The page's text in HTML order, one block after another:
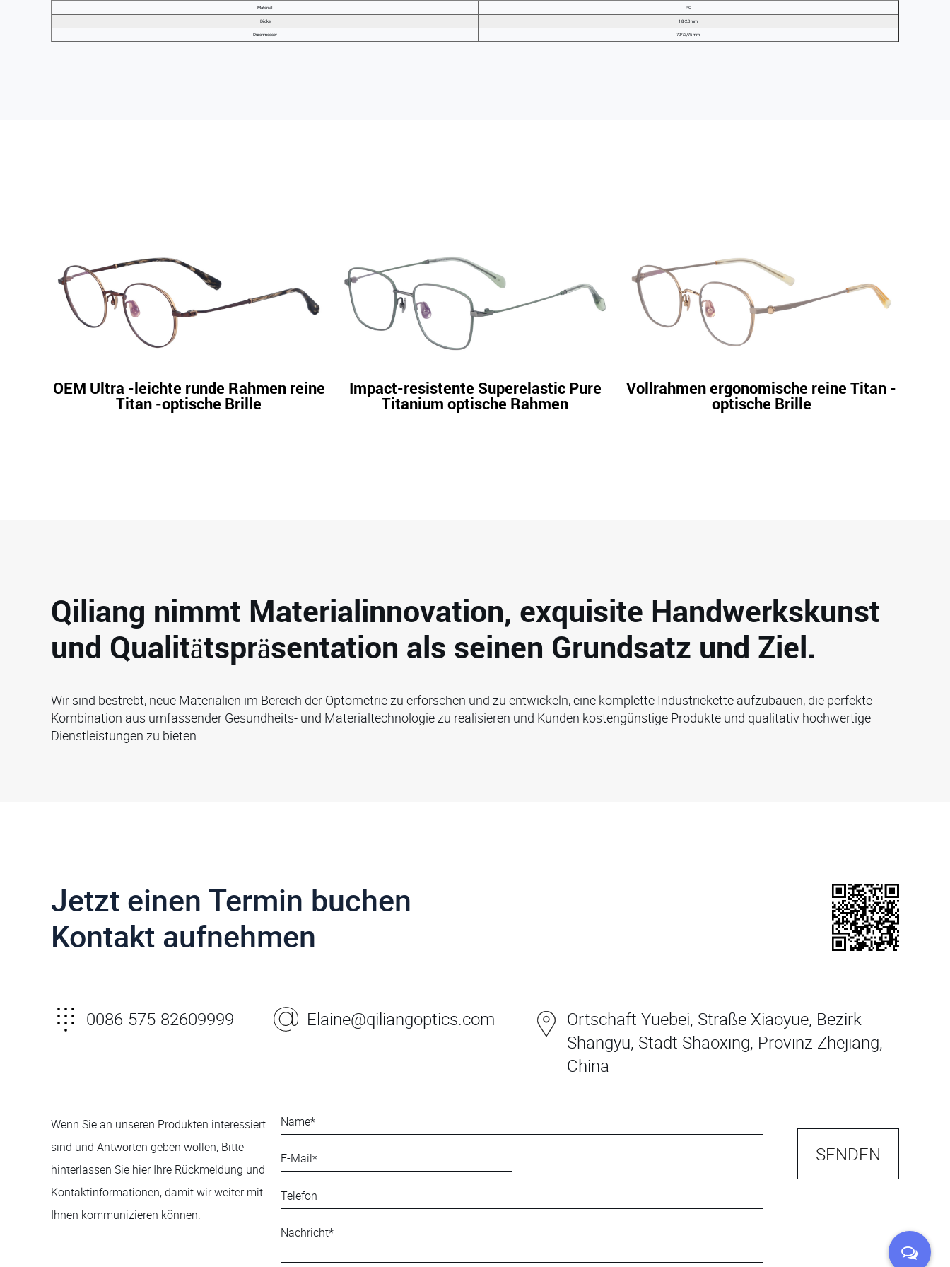
Material PC
Dicke 1,8-2,0 mm
Durchmesser 70/73/75 mm
OEM Ultra -leichte runde Rahmen reine
Titan -optische Brille
Impact-resistente Superelastic Pure
Titanium optische Rahmen
Vollrahmen ergonomische reine Titan -
optische Brille
Qiliang nimmt Materialinnovation, exquisite Handwerkskunst
und Qualitätspräsentation als seinen Grundsatz und Ziel.
Wir sind bestrebt, neue Materialien im Bereich der Optometrie zu erforschen und zu entwickeln, eine komplette Industriekette aufzubauen, die perfekte
Kombination aus umfassender Gesundheits- und Materialtechnologie zu realisieren und Kunden kostengünstige Produkte und qualitativ hochwertige
Dienstleistungen zu bieten.
Jetzt einen Termin buchen
Kontakt aufnehmen
0086-575-82609999 Elaine@qiliangoptics.com
Ortschaft Yuebei, Straße Xiaoyue, Bezirk
Shangyu, Stadt Shaoxing, Provinz Zhejiang,
China
Wenn Sie an unseren Produkten interessiert
sind und Antworten geben wollen, Bitte
hinterlassen Sie hier Ihre Rückmeldung und
Kontaktinformationen, damit wir weiter mit
Ihnen kommunizieren können.